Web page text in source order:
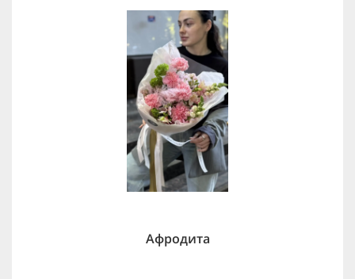
Афродита